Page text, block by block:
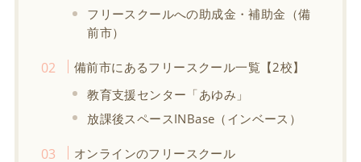
フリースクールへの助成金・補助金（備
前市）
備前市にあるフリースクール一覧【2校】
教育支援センター「あゆみ」
放課後スペースINBase（インベース）
オンラインのフリースクール